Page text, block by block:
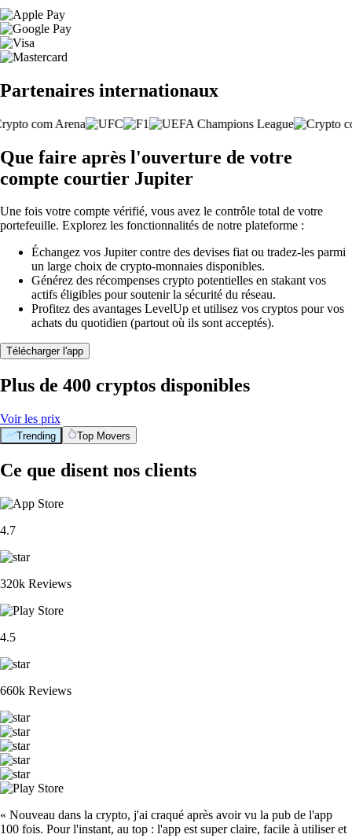
Partenaires internationaux
Que faire après l'ouverture de votre
compte courtier Jupiter
Une fois votre compte vérifié, vous avez le contrôle total de votre
portefeuille. Explorez les fonctionnalités de notre plateforme :
Échangez vos Jupiter contre des devises fiat ou tradez-les parmi
un large choix de crypto-monnaies disponibles.
Générez des récompenses crypto potentielles en stakant vos
actifs éligibles pour soutenir la sécurité du réseau.
Profitez des avantages LevelUp et utilisez vos cryptos pour vos
achats du quotidien (partout où ils sont acceptés).
Télécharger l'app
Plus de 400 cryptos disponibles
Voir les prix
Trending Top Movers
Ce que disent nos clients
4.7
320k Reviews
4.5
660k Reviews
« Nouveau dans la crypto, j'ai craqué après avoir vu la pub de l'app
100 fois. Pour l'instant, au top : l'app est super claire, facile à utiliser et